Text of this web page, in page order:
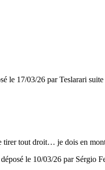
le 17/03/26 par Teslarari
tirer tout droit… je dois en
le 10/03/26 par Sérgio